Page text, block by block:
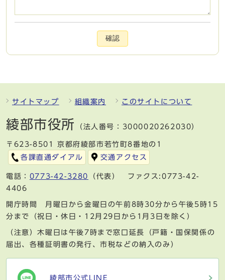
確認
サイトマップ 組織案内 このサイトについて
綾部市役所 （法人番号：3000020262030）
〒623-8501 京都府綾部市若竹町8番地の1
各課直通ダイアル
交通アクセス
電話： 0773-42-3280
（代表） ファクス:0773-42-
4406
開庁時間 月曜日から金曜日の午前8時30分から午後5時15
分まで（祝日・休日・12月29日から1月3日を除く）
（注意）木曜日は午後7時まで窓口延長（戸籍・国保関係の
届出、各種証明書の発行、市税などの納入のみ）
綾部市公式LINE